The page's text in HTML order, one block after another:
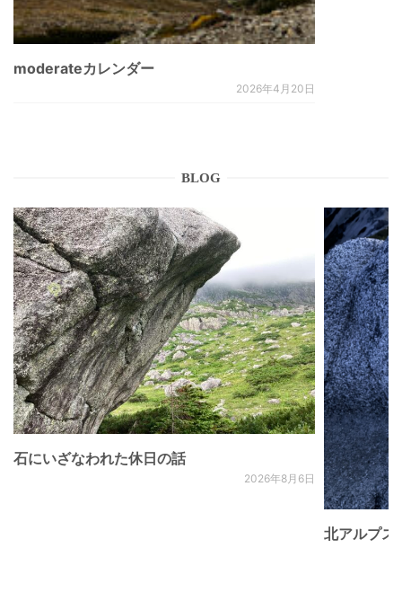
moderateカレンダー
2026年4月20日
BLOG
石にいざなわれた休日の話
2026年8月6日
北アルプ